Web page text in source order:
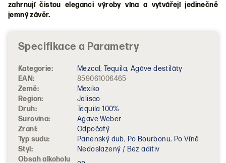
zahrnují čistou eleganci výroby vína a vytvářejí jedinečně
jemný závěr.
Kategorie:
Mezcal, Tequila, Agáve destiláty
EAN:
859061006465
Země:
Mexiko
Region:
Jalisco
Druh:
Tequila 100%
Surovina:
Agave Weber
Zraní:
Odpočatý
Typ sudu: Panenský dub, Po Bourbonu, Po Víně
Styl :
Nedoslazený / Bez aditiv
Obsah alkoholu